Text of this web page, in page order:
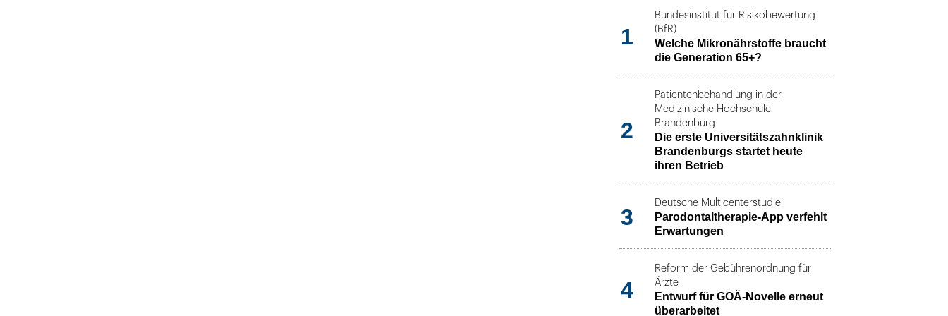
1
Bundesinstitut für Risikobewertung
(BfR)
Welche Mikronährstoffe braucht
die Generation 65+?
2
Patientenbehandlung in der
Medizinische Hochschule
Brandenburg
Die erste Universitätszahnklinik
Brandenburgs startet heute
ihren Betrieb
3
Deutsche Multicenterstudie
Parodontaltherapie-App verfehlt
Erwartungen
4
Reform der Gebührenordnung für
Ärzte
Entwurf für GOÄ-Novelle erneut
überarbeitet